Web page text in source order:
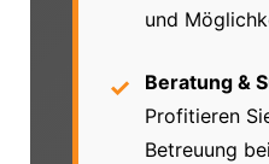
und
Beratung &
Profitieren
Betreuung